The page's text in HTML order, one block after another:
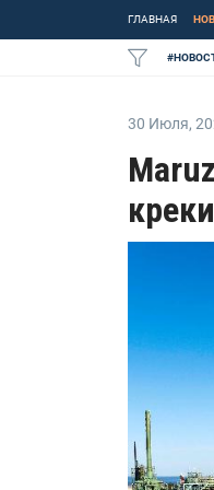
ГЛАВНАЯ
#
30 Июля,